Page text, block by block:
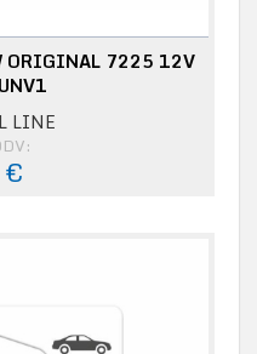
ORIGINAL 7225 12V
LINE
€